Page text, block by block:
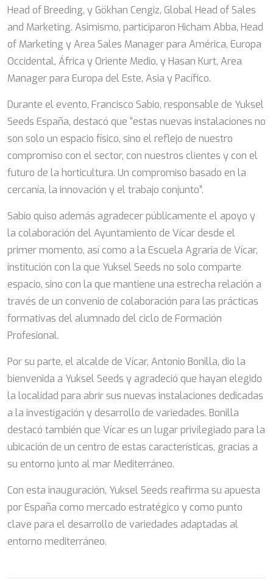
Head of Breeding, y Gökhan Cengiz, Global Head of Sales
and Marketing. Asimismo, participaron Hicham Abba, Head
of Marketing y Area Sales Manager para América, Europa
Occidental, África y Oriente Medio, y Hasan Kurt, Area
Manager para Europa del Este, Asia y Pacífico.
Durante el evento, Francisco Sabio, responsable de Yuksel
Seeds España, destacó que “estas nuevas instalaciones no
son solo un espacio físico, sino el reflejo de nuestro
compromiso con el sector, con nuestros clientes y con el
futuro de la horticultura. Un compromiso basado en la
cercanía, la innovación y el trabajo conjunto”.
Sabio quiso además agradecer públicamente el apoyo y
la colaboración del Ayuntamiento de Vícar desde el
primer momento, así como a la Escuela Agraria de Vícar,
institución con la que Yuksel Seeds no solo comparte
espacio, sino con la que mantiene una estrecha relación a
través de un convenio de colaboración para las prácticas
formativas del alumnado del ciclo de Formación
Profesional.
Por su parte, el alcalde de Vícar, Antonio Bonilla, dio la
bienvenida a Yuksel Seeds y agradeció que hayan elegido
la localidad para abrir sus nuevas instalaciones dedicadas
a la investigación y desarrollo de variedades. Bonilla
destacó también que Vícar es un lugar privilegiado para la
ubicación de un centro de estas características, gracias a
su entorno junto al mar Mediterráneo.
Con esta inauguración, Yuksel Seeds reafirma su apuesta
por España como mercado estratégico y como punto
clave para el desarrollo de variedades adaptadas al
entorno mediterráneo.